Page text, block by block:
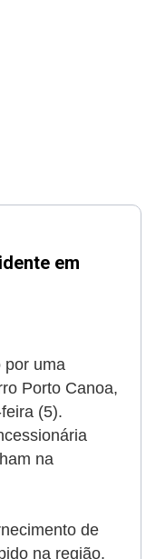
em
por uma
Porto Canoa,
(5).
na
de
na região.